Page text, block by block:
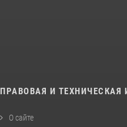
ПРАВОВАЯ И
О сайте